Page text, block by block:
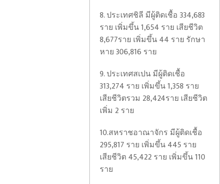
8. ประเทศชิลี มีผู้ติดเชื้อ 334,683
ราย เพิ่มขึ้น 1,654 ราย เสียชีวิต
8,677ราย เพิ่มขึ้น 44 ราย รักษา
หาย 306,816 ราย
9. ประเทศสเปน มีผู้ติดเชื้อ
313,274 ราย เพิ่มขึ้น 1,358 ราย
เสียชีวิตรวม 28,424ราย เสียชีวิต
เพิ่ม 2 ราย
10.สหราชอาณาจักร มีผู้ติดเชื้อ
295,817 ราย เพิ่มขึ้น 445 ราย
เสียชีวิต 45,422 ราย เพิ่มขึ้น 110
ราย